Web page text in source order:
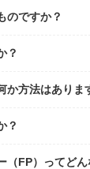
のですか？
？
か方法はありま
？
（FP）ってどん